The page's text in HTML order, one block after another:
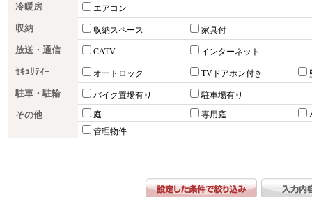
冷暖房 エアコン
収納 収納スペース 家具付
放送・通信 CATV インターネット
ｾｷｭﾘﾃｨｰ オートロック TVドアホン付き
駐車・駐輪 バイク置場有り 駐車場有り
その他 庭 専用庭
管理物件